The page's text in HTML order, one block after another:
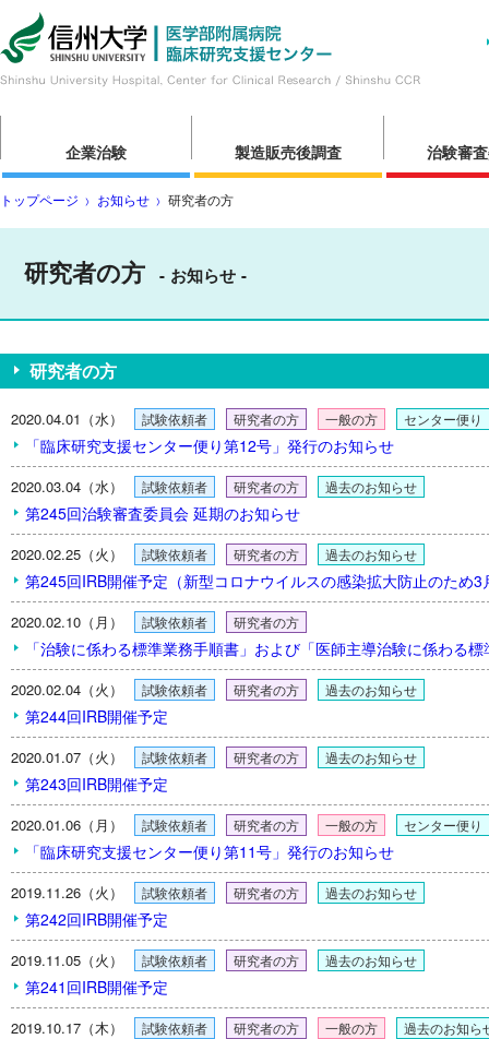
企業治験 製造販売後調査 治験審
トップページ お知らせ 研究者の方
研究者の方 お知らせ
研究者の方
2020.04.01（水） 試験依頼者 研究者の方 一般の方 センター便り
「臨床研究支援センター便り第12号」発行のお知らせ
2020.03.04（水） 試験依頼者 研究者の方 過去のお知らせ
第245回治験審査委員会 延期のお知らせ
2020.02.25（火） 試験依頼者 研究者の方 過去のお知らせ
第245回IRB開催予定（新型コロナウイルスの感染拡大防止のため
2020.02.10（月） 試験依頼者 研究者の方
「治験に係わる標準業務手順書」および「医師主導治験に係わる
2020.02.04（火） 試験依頼者 研究者の方 過去のお知らせ
第244回IRB開催予定
2020.01.07（火） 試験依頼者 研究者の方 過去のお知らせ
第243回IRB開催予定
2020.01.06（月） 試験依頼者 研究者の方 一般の方 センター便り
「臨床研究支援センター便り第11号」発行のお知らせ
2019.11.26（火） 試験依頼者 研究者の方 過去のお知らせ
第242回IRB開催予定
2019.11.05（火） 試験依頼者 研究者の方 過去のお知らせ
第241回IRB開催予定
2019.10.17（木） 試験依頼者 研究者の方 一般の方 過去のお知ら